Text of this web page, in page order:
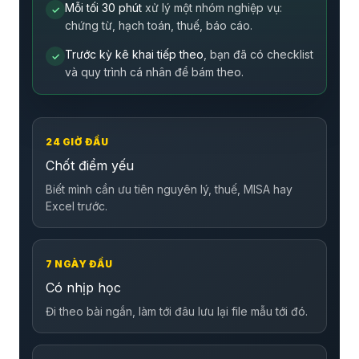
✓ Mỗi tối 30 phút xử lý một nhóm nghiệp vụ:
chứng từ, hạch toán, thuế, báo cáo.
✓ Trước kỳ kê khai tiếp theo , bạn đã có checklist
và quy trình cá nhân để bám theo.
24 GIỜ ĐẦU
Chốt điểm yếu
Biết mình cần ưu tiên nguyên lý, thuế, MISA hay
Excel trước.
7 NGÀY ĐẦU
Có nhịp học
Đi theo bài ngắn, làm tới đâu lưu lại file mẫu tới đó.